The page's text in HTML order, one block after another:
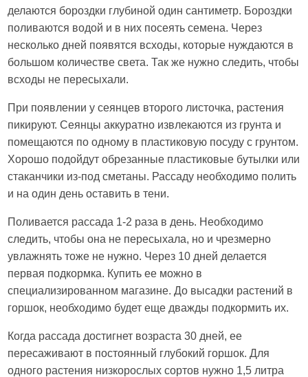
делаются бороздки глубиной один сантиметр. Бороздки
поливаются водой и в них посеять семена. Через
несколько дней появятся всходы, которые нуждаются в
большом количестве света. Так же нужно следить, чтобы
всходы не пересыхали.
При появлении у сеянцев второго листочка, растения
пикируют. Сеянцы аккуратно извлекаются из грунта и
помещаются по одному в пластиковую посуду с грунтом.
Хорошо подойдут обрезанные пластиковые бутылки или
стаканчики из-под сметаны. Рассаду необходимо полить
и на один день оставить в тени.
Поливается рассада 1-2 раза в день. Необходимо
следить, чтобы она не пересыхала, но и чрезмерно
увлажнять тоже не нужно. Через 10 дней делается
первая подкормка. Купить ее можно в
специализированном магазине. До высадки растений в
горшок, необходимо будет еще дважды подкормить их.
Когда рассада достигнет возраста 30 дней, ее
пересаживают в постоянный глубокий горшок. Для
одного растения низкорослых сортов нужно 1,5 литра